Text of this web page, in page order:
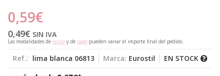
0,59€
0,49€ SIN IVA
Las modalidades de envío y de pago pueden variar el importe final del pedido.
Ref.: lima blanca 06813 Marca: Eurostil EN STOCK